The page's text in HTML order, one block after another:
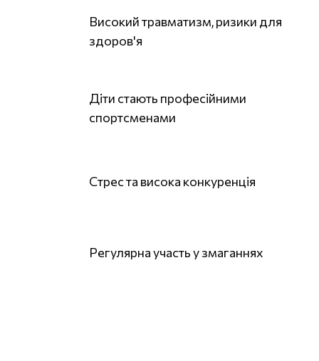
Високий травматизм, ризики для
здоров'я
Діти стають професійними
спортсменами
Стрес та висока конкуренція
Регулярна участь у змаганнях